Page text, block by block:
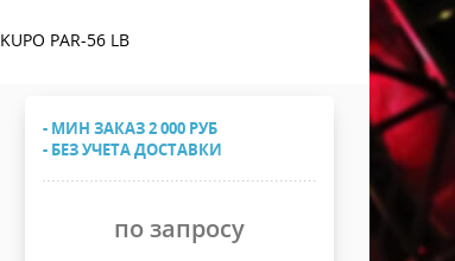
Хомуты Кронштейны Страховка
Защитные чехлы и Кейсы
Лежачий полицейский ИДН
KUPO PAR-56 LB
- МИН ЗАКАЗ 2 000 РУБ
- БЕЗ УЧЕТА ДОСТАВКИ
по запросу